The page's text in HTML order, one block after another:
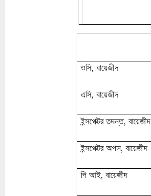
ওসি, বায়েজীদ
এসি, বায়েজীদ
ইন্সপেক্টর তদন্ত, বায়েজীদ
ইন্সপেক্টর অপস, বায়েজীদ
পি আই, বায়েজীদ